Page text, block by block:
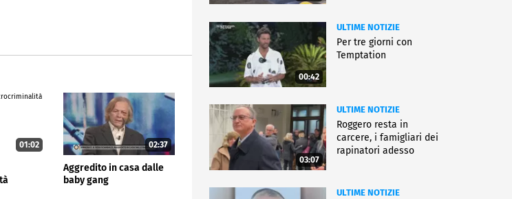
01:02 02:37
Aggredito in casa dalle
baby gang
00:42
ULTIME NOTIZIE
Per tre giorni con
Temptation
03:07
ULTIME NOTIZIE
Roggero resta in
carcere, i famigliari dei
rapinatori adesso
ULTIME NOTIZIE